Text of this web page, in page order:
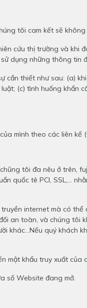
tôi cam kết sẽ
cứu thị trường và khi
dụng những thông tin
thiết như sau: (a)
(c) tình huống
mình theo các liên kế
tôi đa nêu ở trên,
quốc tê PCI, SSL,...
internet mà có
an toàn, và chúng
quý khách
mật khẩu truy xuất
số Website đang mở.